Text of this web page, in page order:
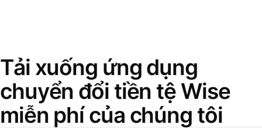
Tải xuống ứng dụng
chuyển đổi tiền tệ Wise
miễn phí của chúng tôi